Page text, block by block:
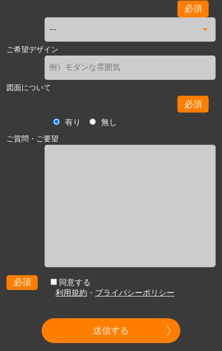
必須
ご希望デザイン
図面について
必須
有り
無し
ご質問・ご要望
必須
同意する
利用規約 ・ プライバシーポリシー
送信する